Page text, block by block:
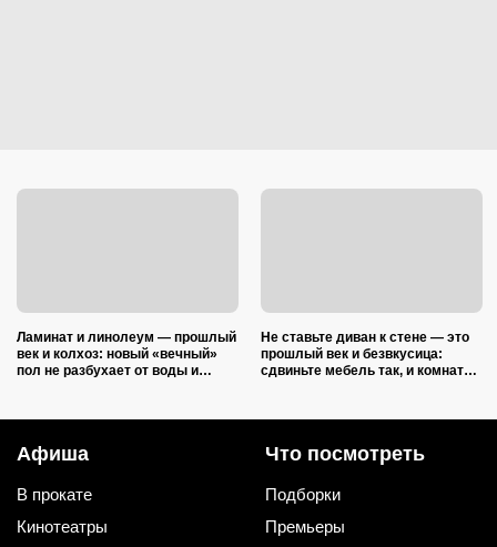
Ламинат и линолеум — прошлый
век и колхоз: новый «вечный»
пол не разбухает от воды и
Не ставьте диван к стене — это
прошлый век и безвкусица:
сдвиньте мебель так, и комната
Афиша
В прокате
Кинотеатры
Что посмотреть
Подборки
Премьеры